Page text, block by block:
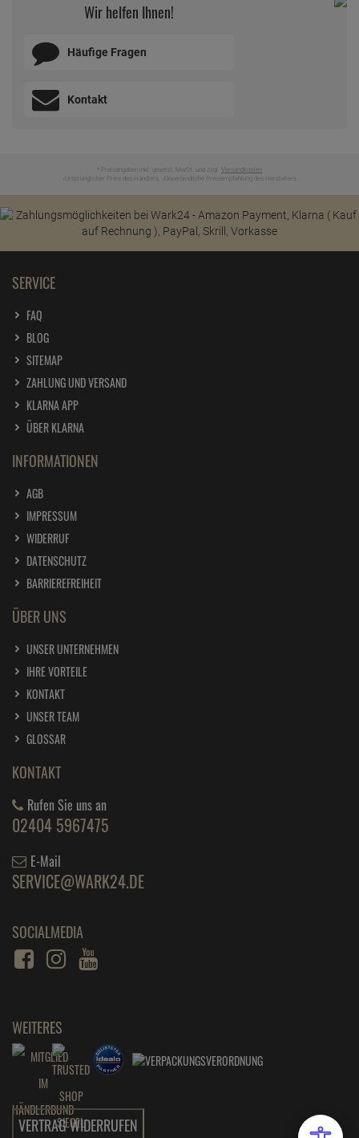
Wir helfen Ihnen!
Häufige Fragen
Kontakt
* Preisangaben inkl. gesetzl. MwSt. und zzgl. Versandkosten
Ursprünglicher Preis des Händlers, Unverbindliche Preisempfehlung des Herstellers
SERVICE
FAQ
BLOG
SITEMAP
ZAHLUNG UND VERSAND
KLARNA APP
ÜBER KLARNA
INFORMATIONEN
AGB
IMPRESSUM
WIDERRUF
DATENSCHUTZ
BARRIEREFREIHEIT
ÜBER UNS
UNSER UNTERNEHMEN
IHRE VORTEILE
KONTAKT
UNSER TEAM
GLOSSAR
KONTAKT
Rufen Sie uns an
02404 5967475
E-Mail
SERVICE@WARK24.DE
SOCIALMEDIA
WEITERES
VERTRAG WIDERRUFEN